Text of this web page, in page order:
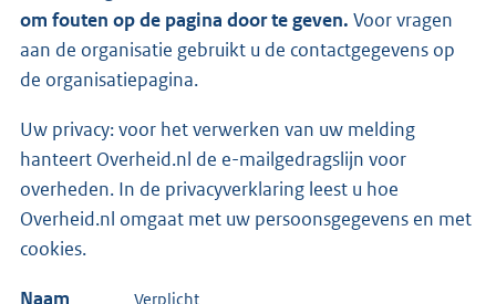
om fouten op de pagina door te geven. Voor vragen
aan de organisatie gebruikt u de contactgegevens op
de organisatiepagina.
Uw privacy: voor het verwerken van uw melding
hanteert Overheid.nl de e-mailgedragslijn voor
overheden. In de privacyverklaring leest u hoe
Overheid.nl omgaat met uw persoonsgegevens en met
cookies.
Naam Verplicht